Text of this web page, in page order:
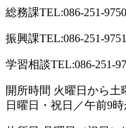
総務課TEL:086-251-
振興課TEL:086-251-
学習相談TEL:086-251-
開所時間 火曜日から土
日曜日・祝日／午前9